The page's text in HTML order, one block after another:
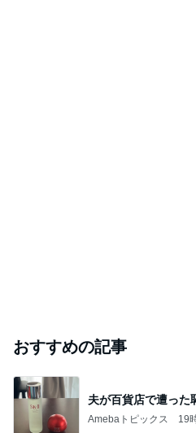
おすすめの記事
夫が百貨店で遭った
Amebaトピックス 19